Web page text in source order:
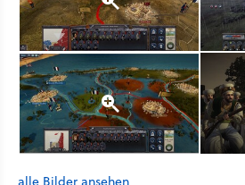
alle Bilder ansehen